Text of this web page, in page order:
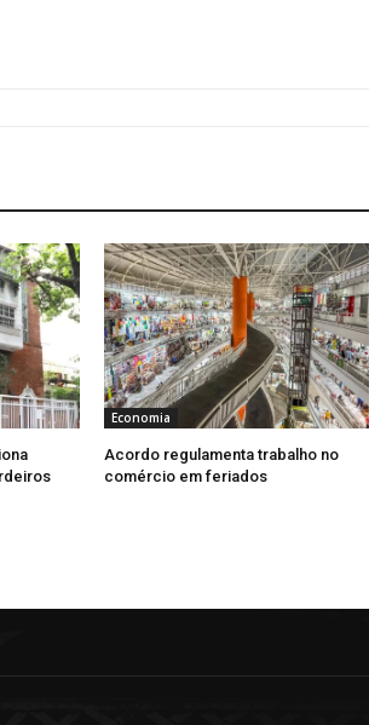
Economia
Acordo regulamenta trabalho no
comércio em feriados